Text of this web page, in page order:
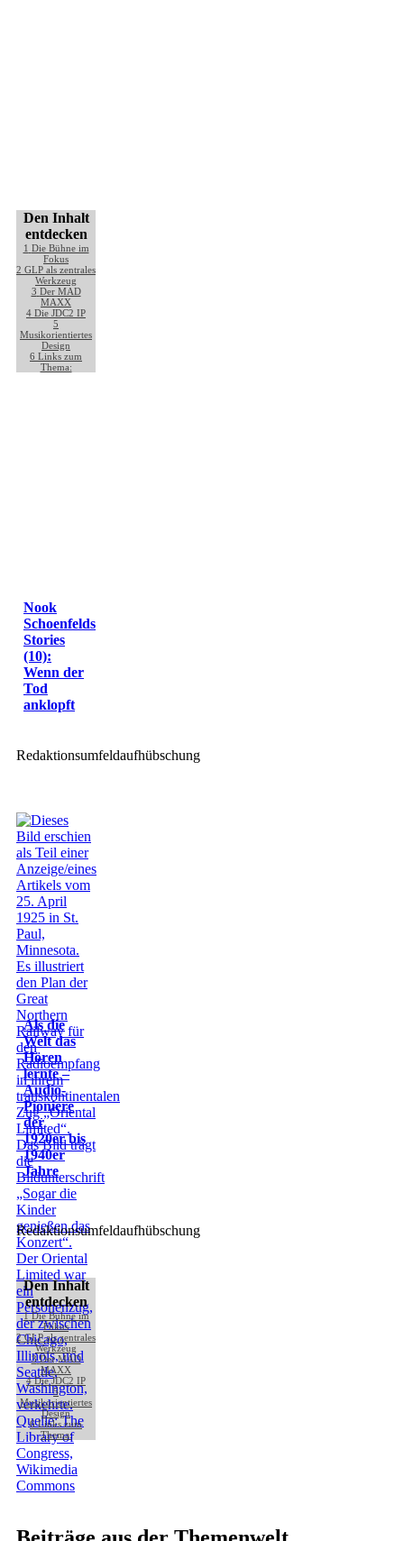
Den Inhalt
entdecken
1 Die Bühne im
Fokus
2 GLP als zentrales
Werkzeug
3 Der MAD
MAXX
4 Die JDC2 IP
5
Musikorientiertes
Design
6 Links zum
Thema:
Nook
Schoenfelds
Stories
(10):
Wenn der
Tod
anklopft
Redaktionsumfeldaufhübschung
Als die
Welt das
Hören
lernte –
Audio-
Pioniere
der
1920er bis
1940er
Jahre
Redaktionsumfeldaufhübschung
Den Inhalt
entdecken
1 Die Bühne im
Fokus
2 GLP als zentrales
Werkzeug
3 Der MAD
MAXX
4 Die JDC2 IP
5
Musikorientiertes
Design
6 Links zum
Thema: